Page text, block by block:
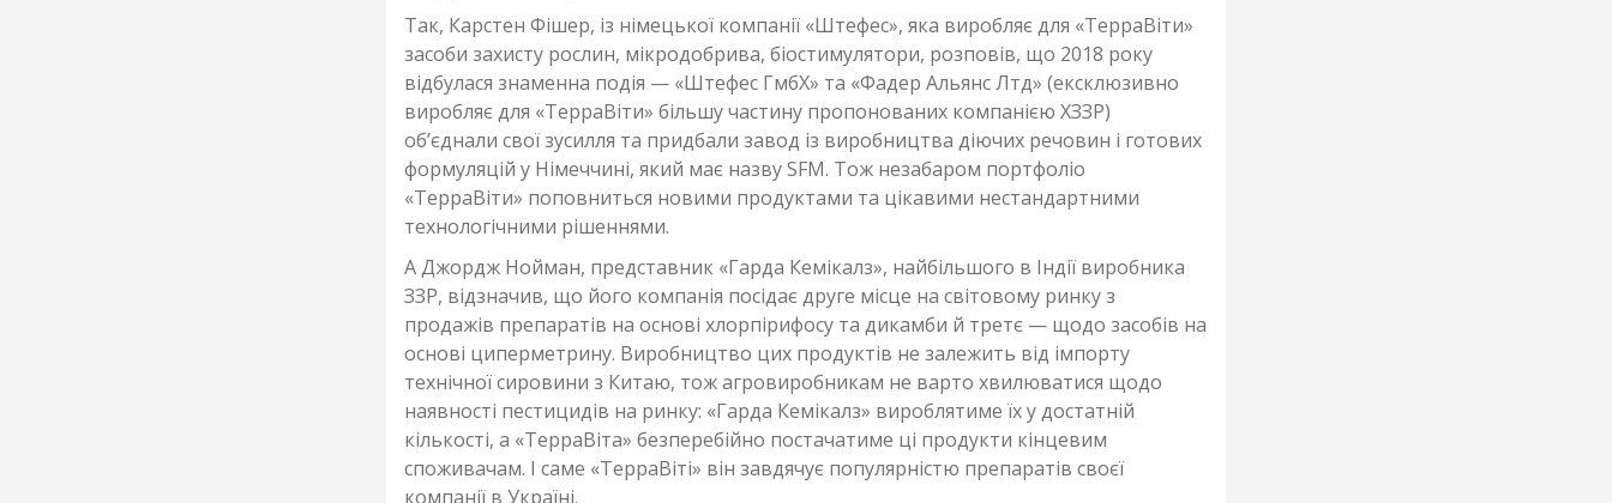
Так, Карстен Фішер, із німецької компанії «Штефес», яка виробляє для «ТерраВіти»
засоби захисту рослин, мікродобрива, біостимулятори, розповів, що 2018 року
відбулася знаменна подія — «Штефес ГмбХ» та «Фадер Альянс Лтд» (ексклюзивно
виробляє для «ТерраВіти» більшу частину пропонованих компанією ХЗЗР)
об’єднали свої зусилля та придбали завод із виробництва діючих речовин і готових
формуляцій у Німеччині, який має назву SFM. Тож незабаром портфоліо
«ТерраВіти» поповниться новими продуктами та цікавими нестандартними
технологічними рішеннями.
А Джордж Нойман, представник «Гарда Кемікалз», найбільшого в Індії виробника
ЗЗР, відзначив, що його компанія посідає друге місце на світовому ринку з
продажів препаратів на основі хлорпірифосу та дикамби й третє — щодо засобів на
основі циперметрину. Виробництво цих продуктів не залежить від імпорту
технічної сировини з Китаю, тож агровиробникам не варто хвилюватися щодо
наявності пестицидів на ринку: «Гарда Кемікалз» вироблятиме їх у достатній
кількості, а «ТерраВіта» безперебійно постачатиме ці продукти кінцевим
споживачам. І саме «ТерраВіті» він завдячує популярністю препаратів своєї
компанії в Україні.